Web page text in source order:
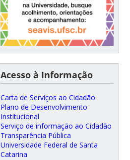
Acesso à Informação
Carta de Serviços ao Cidadão
Plano de Desenvolvimento
Institucional
Serviço de informação ao Cidadão
Transparência Pública
Universidade Federal de Santa
Catarina